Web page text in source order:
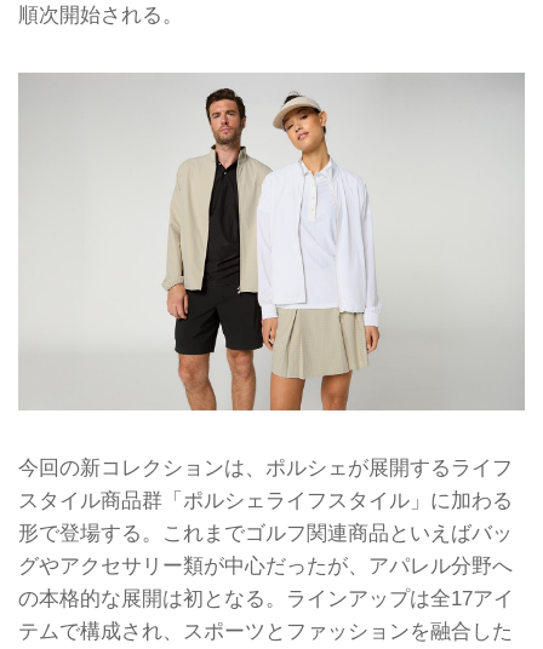
順次開始される。
今回の新コレクションは、ポルシェが展開するライフ
スタイル商品群「ポルシェライフスタイル」に加わる
形で登場する。これまでゴルフ関連商品といえばバッ
グやアクセサリー類が中心だったが、アパレル分野へ
の本格的な展開は初となる。ラインアップは全17アイ
テムで構成され、スポーツとファッションを融合した